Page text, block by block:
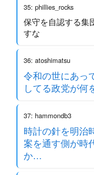
35: phillies_rocks
保守を自認する集
すな
36: atoshimatsu
令和の世にあっ
してる政党が何
37: hammondb3
時計の針を明治
案を通す側が時
か…